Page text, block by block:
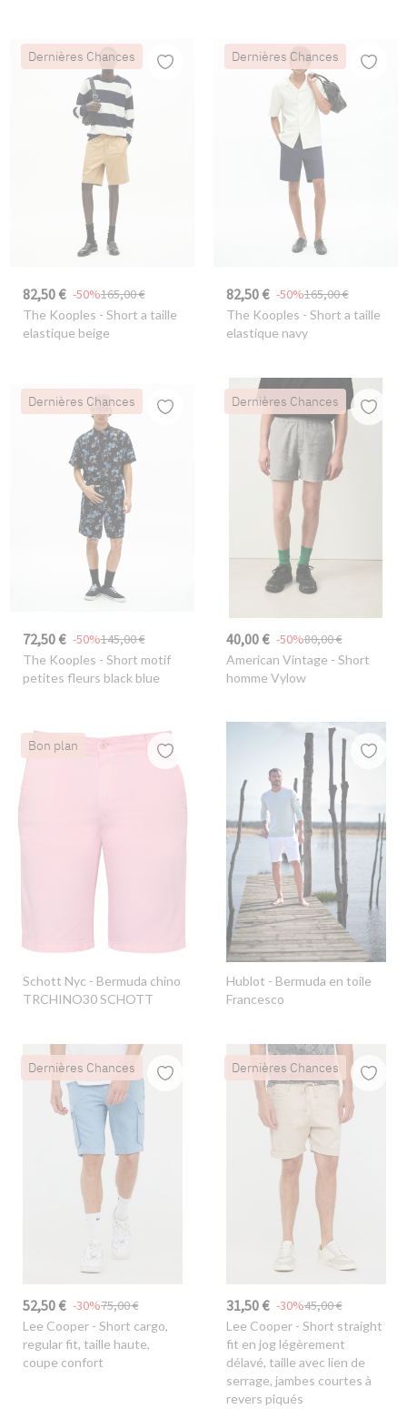
Dernières Chances
82,50 € 165,00 €
-50%
The Kooples - Short a taille
elastique beige
Dernières Chances
82,50 € 165,00 €
-50%
The Kooples - Short a taille
elastique navy
Dernières Chances
72,50 € 145,00 €
-50%
The Kooples - Short motif
petites fleurs black blue
Dernières Chances
40,00 € 80,00 €
-50%
American Vintage - Short
homme Vylow
Bon plan
Schott Nyc - Bermuda chino
TRCHINO30 SCHOTT
Hublot - Bermuda en toile
Francesco
Dernières Chances
52,50 € 75,00 €
-30%
Lee Cooper- Short cargo,
regular fit, taille haute,
coupe confort
Dernières Chances
31,50 € 45,00 €
-30%
Lee Cooper- Short straight
fit en jog légèrement
délavé, taille avec lien de
serrage, jambes courtes à
revers piqués